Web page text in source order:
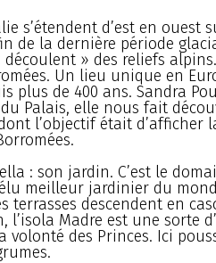
s’étendent d’est en ouest
de la dernière période
» des reliefs
Un lieu unique en
plus de 400 ans. Sandra
Palais, elle nous fait
l’objectif était d’afficher
: son jardin. C’est le
meilleur jardinier du
terrasses descendent en
l’isola Madre est une sorte
volonté des Princes. Ici